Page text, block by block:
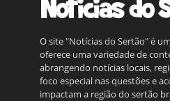
O site "Notícias do Sertão" é
oferece uma variedade de
abrangendo notícias locais,
foco especial nas questões e
impactam a região do sertão